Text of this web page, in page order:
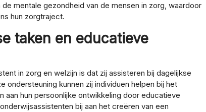
mentale gezondheid van de mensen in zorg, waardoor
hun zorgtraject.
taken en educatieve
in zorg en welzijn is dat zij assisteren bij dagelijkse
kunnen zij individuen helpen bij het
aan hun persoonlijke ontwikkeling door educatieve
bij aan het creëren van een